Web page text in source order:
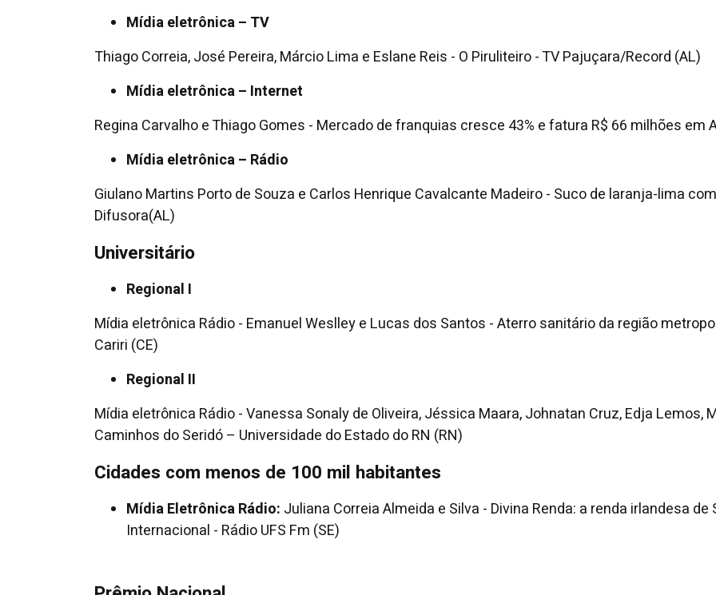
Mídia eletrônica – TV
Thiago Correia, José Pereira, Márcio Lima e Eslane Reis - O Piruliteiro - TV Pajuçara/Record (AL)
Mídia eletrônica – Internet
Regina Carvalho e Thiago Gomes - Mercado de franquias cresce 43% e fatura R$ 66 milhões em
Mídia eletrônica – Rádio
Giulano Martins Porto de Souza e Carlos Henrique Cavalcante Madeiro - Suco de laranja-lima
Difusora(AL)
Universitário
Regional I
Mídia eletrônica Rádio - Emanuel Weslley e Lucas dos Santos - Aterro sanitário da região
Cariri (CE)
Regional II
Mídia eletrônica Rádio - Vanessa Sonaly de Oliveira, Jéssica Maara, Johnatan Cruz, Edja Lemos,
Caminhos do Seridó – Universidade do Estado do RN (RN)
Cidades com menos de 100 mil habitantes
Mídia Eletrônica Rádio: Juliana Correia Almeida e Silva - Divina Renda: a renda irlandesa
Internacional - Rádio UFS Fm (SE)